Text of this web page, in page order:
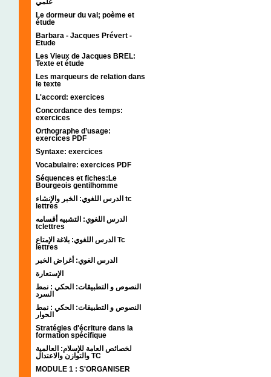
علمي
Le dormeur du val; poème et
étude
Barbara - Jacques Prévert -
Etude
Les Vieux de Jacques BREL:
Texte et étude
Les marqueurs de relation dans
le texte
L'accord: exercices
Concordance des temps:
exercices
Orthographe d’usage:
exercices PDF
Syntaxe: exercices
Vocabulaire: exercices PDF
Séquences et fiches:Le
Bourgeois gentilhomme
الدرس اللغوي: الخبر والإنشاء tc
lettres
الدرس اللغوي: التشبيه أقسامه
tclettres
الدرس اللغوي: بلاغة الإمتاع Tc
lettres
الدرس الغوي: أغراض الخبر
الإستعارة
النصوص و التطبيقات: الحكي : نمط
السرد
النصوص و التطبيقات: الحكي : نمط
الحوار
Stratégies d'écriture dans la
formation spécifique
لخصائص العامة للإسلام: العالمية
والتوازن والاعتدال TC
MODULE 1 : S'ORGANISER